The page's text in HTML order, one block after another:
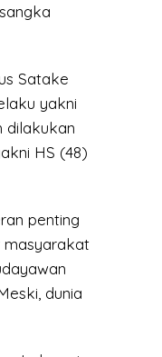
Satake
yakni
dilakukan
HS (48)
penting
masyarakat
dunia